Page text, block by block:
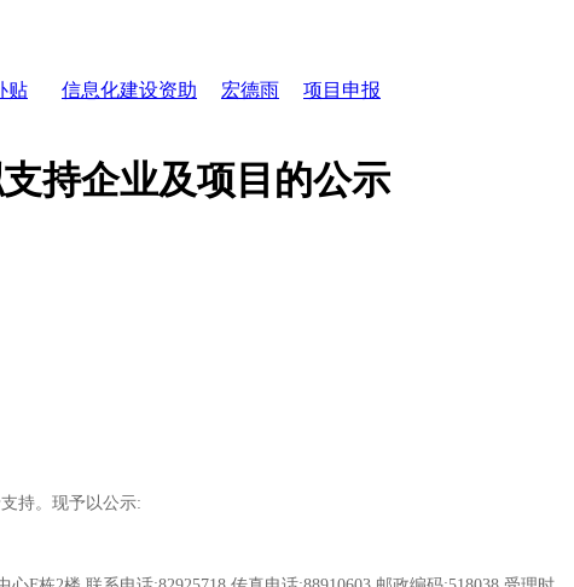
贴 信息化建设资助 宏德雨
项目申报
持企业及项目的公示
持。现予以公示: